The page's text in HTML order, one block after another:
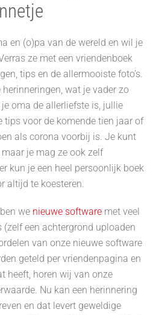
en (o)pa van de wereld en wil je
ze met een vriendenboek
tips en de allermooiste foto’s.
wat je vader zo
oma de allerliefste is, jullie
tips voor de komende tien jaar of
als corona voorbij is. Je kunt
je mag ze ook zelf
kun je een heel persoonlijk boek
altijd te koesteren.
we nieuwe software met veel
een achtergrond uploaden
van onze nieuwe software
geteld per vriendenpagina en
heeft, horen wij van onze
Nu kan een herinnering
en dat levert geweldige